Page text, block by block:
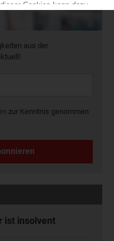
aus der
zur Kenntnis genommen
ist insolvent